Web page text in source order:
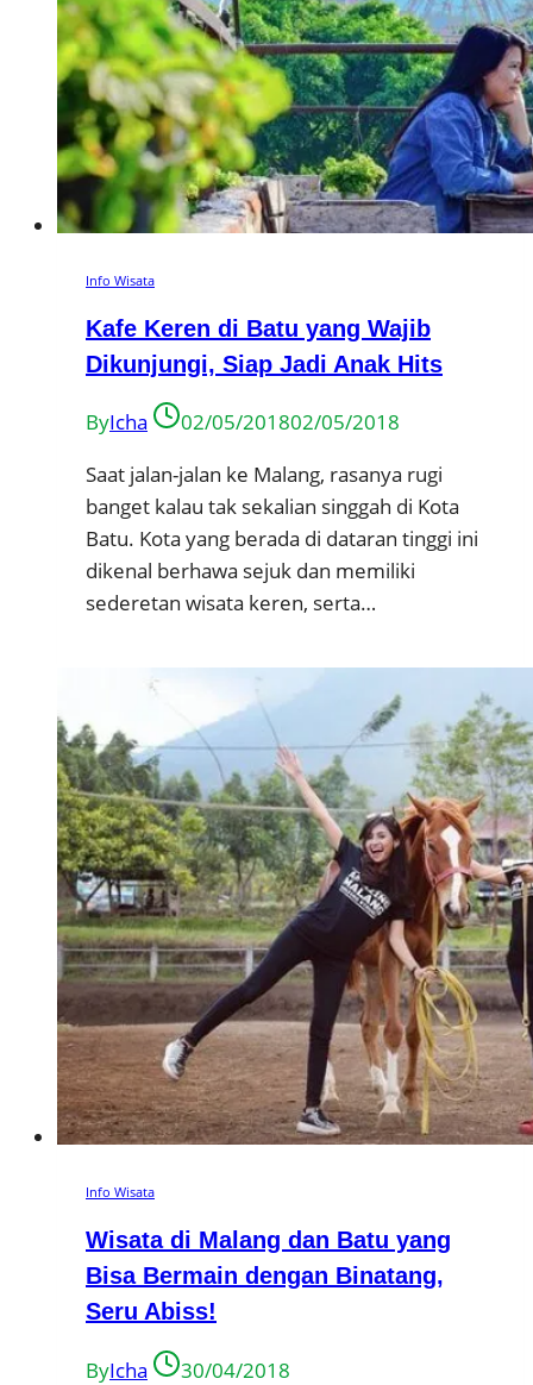
Info Wisata
Kafe Keren di Batu yang Wajib
Dikunjungi, Siap Jadi Anak Hits
ByIcha 02/05/201802/05/2018
Saat jalan-jalan ke Malang, rasanya rugi
banget kalau tak sekalian singgah di Kota
Batu. Kota yang berada di dataran tinggi ini
dikenal berhawa sejuk dan memiliki
sederetan wisata keren, serta…
Info Wisata
Wisata di Malang dan Batu yang
Bisa Bermain dengan Binatang,
Seru Abiss!
ByIcha
30/04/2018